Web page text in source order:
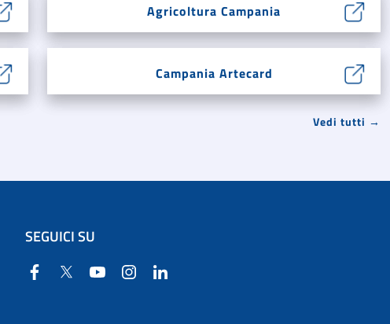
Agricoltura Campania
Campania Artecard
Vedi tutti →
SEGUICI SU
Facebook
Twitter YouTube Instagram